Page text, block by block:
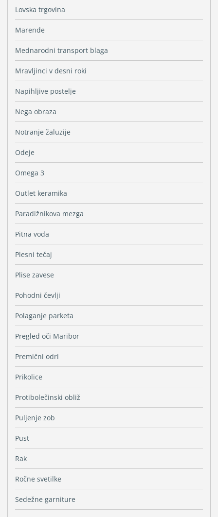
Lovska trgovina
Marende
Mednarodni transport blaga
Mravljinci v desni roki
Napihljive postelje
Nega obraza
Notranje žaluzije
Odeje
Omega 3
Outlet keramika
Paradižnikova mezga
Pitna voda
Plesni tečaj
Plise zavese
Pohodni čevlji
Polaganje parketa
Pregled oči Maribor
Premični odri
Prikolice
Protibolečinski obliž
Puljenje zob
Pust
Rak
Ročne svetilke
Sedežne garniture